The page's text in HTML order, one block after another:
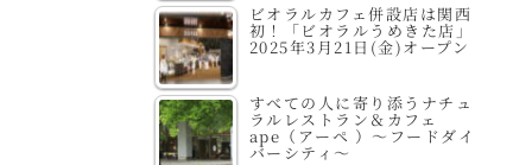
ビオラルカフェ併設店は関西
初！「ビオラルうめきた店」
2025年3月21日(金)オープン
すべての人に寄り添うナチュ
ラルレストラン＆カフェ
ape（アーペ ）～フードダイ
バーシティ～